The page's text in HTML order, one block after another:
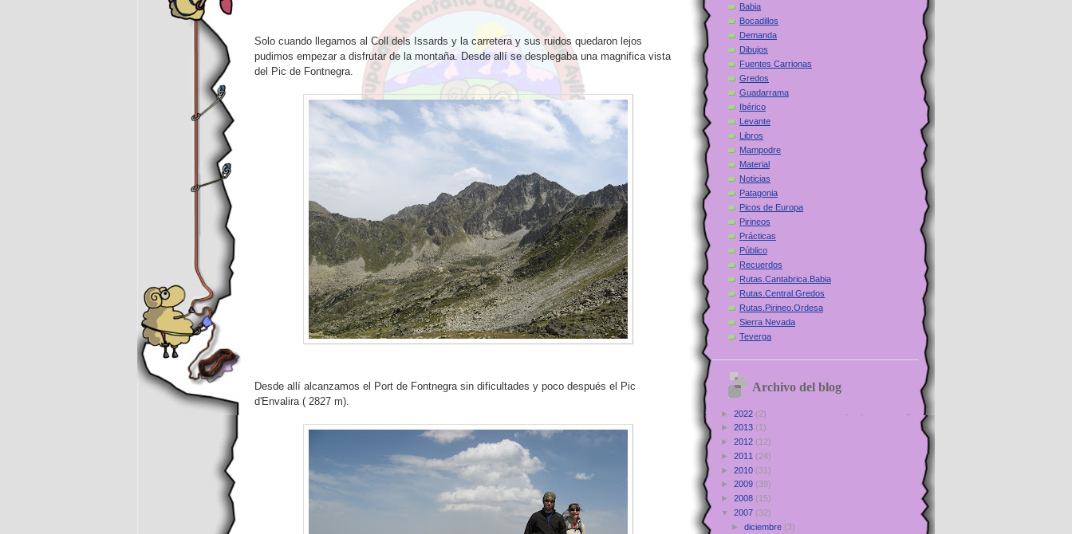
Solo cuando llegamos al Coll dels Issards y la carretera y sus ruidos quedaron lejos
pudimos empezar a disfrutar de la montaña. Desde allí se desplegaba una magnifica vista
del Pic de Fontnegra.
Desde allí alcanzamos el Port de Fontnegra sin dificultades y poco después el Pic
d'Envalira ( 2827 m).
Babia
Bocadillos
Demanda
Dibujos
Fuentes Carrionas
Gredos
Guadarrama
Ibérico
Levante
Libros
Mampodre
Material
Noticias
Patagonia
Picos de Europa
Pirineos
Prácticas
Público
Recuerdos
Rutas.Cantabrica.Babia
Rutas.Central.Gredos
Rutas.Pirineo.Ordesa
Sierra Nevada
Teverga
Archivo del blog
► 2022 (2)
► 2013 (1)
► 2012 (12)
► 2011 (24)
► 2010 (31)
► 2009 (39)
► 2008 (15)
▼ 2007 (32)
►diciembre (3)